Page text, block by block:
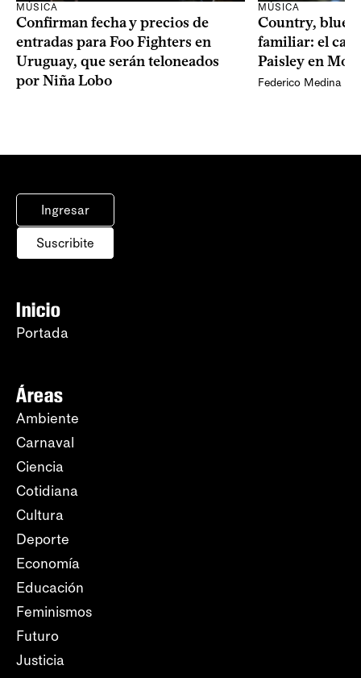
MÚSICA
Confirman fecha y precios de
entradas para Foo Fighters en
Uruguay, que serán teloneados
por Niña Lobo
MÚSICA
Country,
familiar: el
Paisley en
Federico Medina
Ingresar
Suscribite
Inicio
Portada
Áreas
Ambiente
Carnaval
Ciencia
Cotidiana
Cultura
Deporte
Economía
Educación
Feminismos
Futuro
Justicia